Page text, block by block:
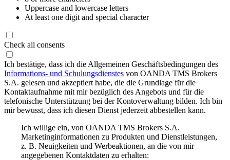
Uppercase and lowercase letters
At least one digit and special character
Check all consents
Ich bestätige, dass ich die Allgemeinen Geschäftsbedingungen des
Informations- und Schulungsdienstes von OANDA TMS Brokers
S.A. gelesen und akzeptiert habe, die die Grundlage für die
Kontaktaufnahme mit mir bezüglich des Angebots und für die
telefonische Unterstützung bei der Kontoverwaltung bilden. Ich bin
mir bewusst, dass ich diesen Dienst jederzeit abbestellen kann.
Ich willige ein, von OANDA TMS Brokers S.A.
Marketinginformationen zu Produkten und Dienstleistungen,
z. B. Neuigkeiten und Werbeaktionen, an die von mir
angegebenen Kontaktdaten zu erhalten: